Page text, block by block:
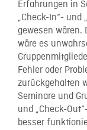
Erfahrungen in
„Check-In“- und
gewesen
wäre es
Fehler oder
zurückgehalten
Seminare und
und „Check-
besser